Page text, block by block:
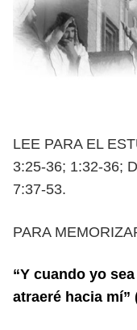
LEE PARA EL
3:25-36; 1:32-36;
7:37-53.
PARA
“Y cuando yo
atraeré hacia mí”